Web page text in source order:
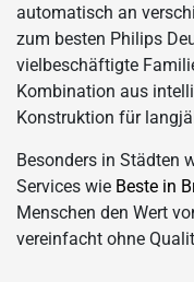
automatisch an
zum besten Philips
vielbeschäftigte
Kombination aus
Konstruktion für
Besonders in Städten
Services wie Beste in
Menschen den Wert
vereinfacht ohne